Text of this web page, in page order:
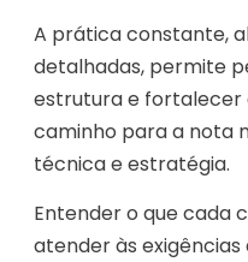
A prática constante,
detalhadas, permite
estrutura e fortalecer
caminho para a nota
técnica e estratégia.
Entender o que cada
atender às